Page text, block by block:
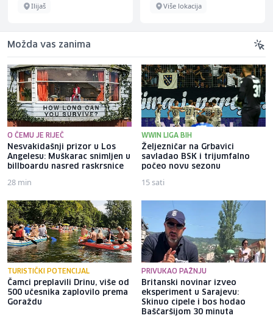
Ilijaš Više lokacija
Možda vas zanima
O ČEMU JE RIJEČ
Nesvakidašnji prizor u Los
Angelesu: Muškarac snimljen u
billboardu nasred raskrsnice
28 min
WWIN LIGA BIH
Željezničar na Grbavici
savladao BSK i trijumfalno
počeo novu sezonu
15 sati
TURISTIČKI POTENCIJAL
Čamci preplavili Drinu, više od
500 učesnika zaplovilo prema
Goraždu
PRIVUKAO PAŽNJU
Britanski novinar izveo
eksperiment u Sarajevu:
Skinuo cipele i bos hodao
Baščaršijom 30 minuta